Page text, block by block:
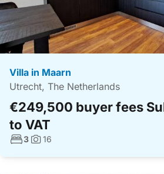
Villa in Maarn
Utrecht, The Netherlands
€249,500 buyer fees
to VAT
No. bedrooms:
3Photos:
16